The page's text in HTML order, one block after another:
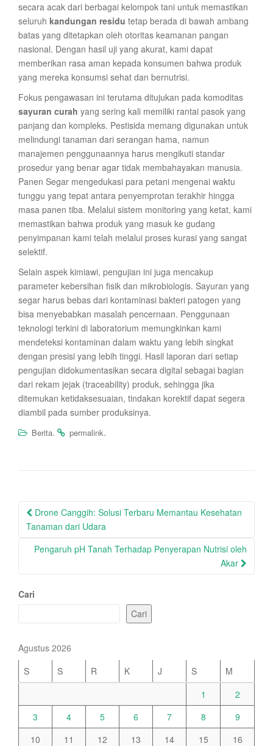
secara acak dari berbagai kelompok tani untuk memastikan
seluruh kandungan residu tetap berada di bawah ambang
batas yang ditetapkan oleh otoritas keamanan pangan
nasional. Dengan hasil uji yang akurat, kami dapat
memberikan rasa aman kepada konsumen bahwa produk
yang mereka konsumsi sehat dan bernutrisi.
Fokus pengawasan ini terutama ditujukan pada komoditas
sayuran curah yang sering kali memiliki rantai pasok yang
panjang dan kompleks. Pestisida memang digunakan untuk
melindungi tanaman dari serangan hama, namun
manajemen penggunaannya harus mengikuti standar
prosedur yang benar agar tidak membahayakan manusia.
Panen Segar mengedukasi para petani mengenai waktu
tunggu yang tepat antara penyemprotan terakhir hingga
masa panen tiba. Melalui sistem monitoring yang ketat, kami
memastikan bahwa produk yang masuk ke gudang
penyimpanan kami telah melalui proses kurasi yang sangat
selektif.
Selain aspek kimiawi, pengujian ini juga mencakup
parameter kebersihan fisik dan mikrobiologis. Sayuran yang
segar harus bebas dari kontaminasi bakteri patogen yang
bisa menyebabkan masalah pencernaan. Penggunaan
teknologi terkini di laboratorium memungkinkan kami
mendeteksi kontaminan dalam waktu yang lebih singkat
dengan presisi yang lebih tinggi. Hasil laporan dari setiap
pengujian didokumentasikan secara digital sebagai bagian
dari rekam jejak (traceability) produk, sehingga jika
ditemukan ketidaksesuaian, tindakan korektif dapat segera
diambil pada sumber produksinya.
Berita. permalink.
Post
navigation
Drone Canggih: Solusi Terbaru Memantau Kesehatan
Tanaman dari Udara
Pengaruh pH Tanah Terhadap Penyerapan Nutrisi oleh
Akar
Cari
Cari
Agustus 2026
S
S R K J S
M
1
2
3
4 5 6 7 8
9
10
11 12 13 14 15
16